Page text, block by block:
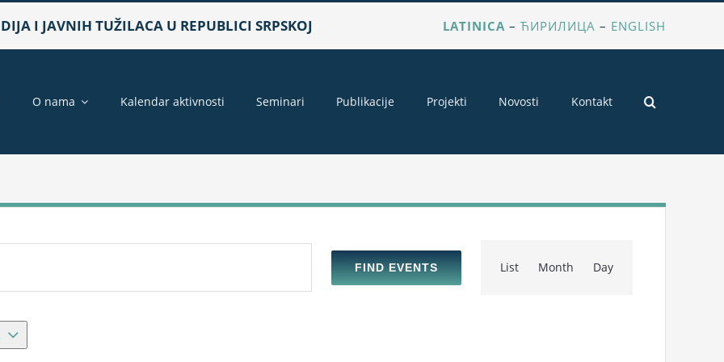
I JAVNIH TUŽILACA U REPUBLICI SRPSKOJ LATINICA –ЋИРИЛИЦА – ENGLISH
O nama Kalendar aktivnosti Seminari Publikacije Projekti Novosti Kontakt
FIND EVENTS
Views
List Month Day